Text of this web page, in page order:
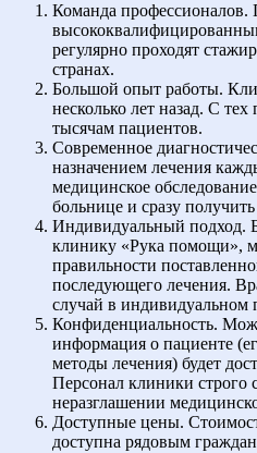
Команда
регулярно проходят
странах.
Большой опыт работы.
несколько лет назад. С
тысячам пациентов.
Современное
назначением лечения
медицинское
больнице и сразу получить
Индивидуальный подход.
клинику «Рука помощи»,
правильности
последующего лечения.
случай в индивидуальном
Конфиденциальность.
информация о пациенте
методы лечения) будет
Персонал клиники строго
неразглашении
Доступные цены.
доступна рядовым